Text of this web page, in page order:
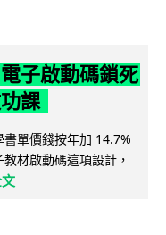
子啟動碼鎖死
課
單價錢按年加 14.7%
材啟動碼這項設計，